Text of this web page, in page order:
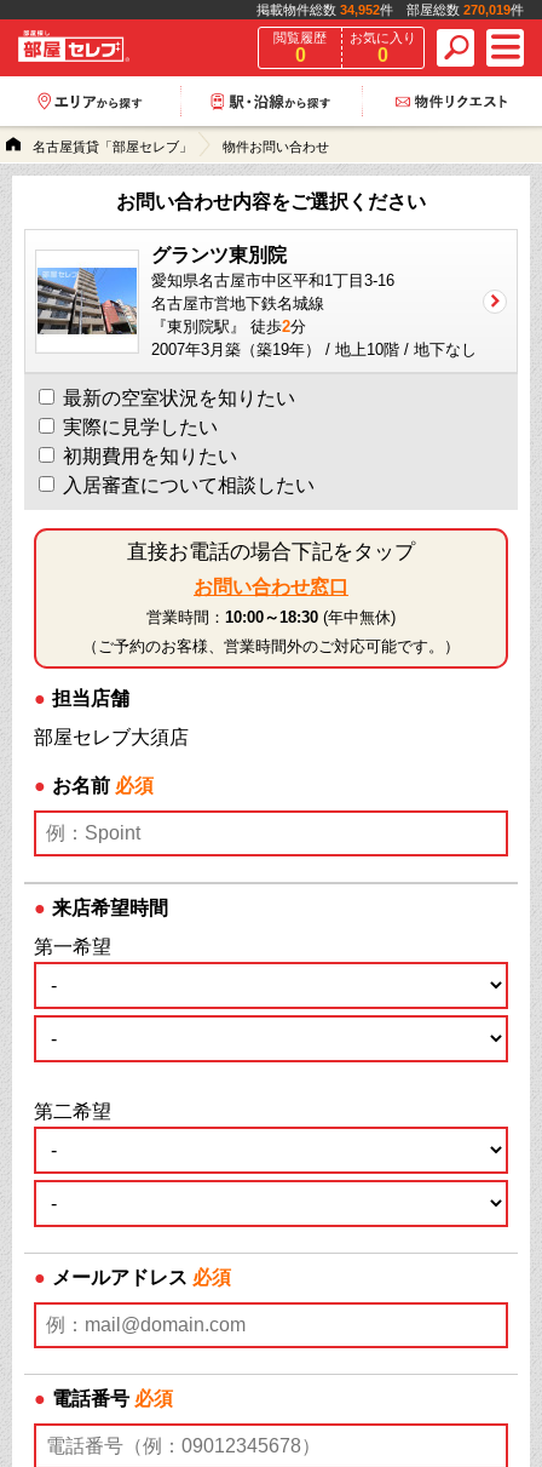
掲載物件総数 34,952件 部屋総数 270,019件
閲覧履歴
0
お気に入り
0
名古屋賃貸「部屋セレブ」 物件お問い合わせ
お問い合わせ内容をご選択ください
グランツ東別院
愛知県名古屋市中区平和1丁目3-16
名古屋市営地下鉄名城線
『東別院駅』 徒歩2分
2007年3月築（築19年） / 地上10階 / 地下なし
最新の空室状況を知りたい
実際に見学したい
初期費用を知りたい
入居審査について相談したい
直接お電話の場合下記をタップ
お問い合わせ窓口
営業時間： 10:00～18:30 (年中無休)
（ご予約のお客様、営業時間外のご対応可能です。）
● 担当店舗
部屋セレブ大須店
● お名前 必須
● 来店希望時間
第一希望
第二希望
● メールアドレス 必須
● 電話番号 必須